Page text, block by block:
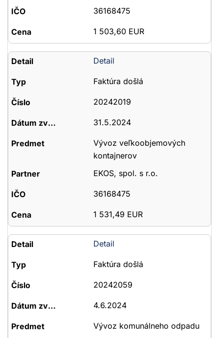
36168475
1 503,60 EUR
Detail
Faktúra došlá
20242019
31.5.2024
Vývoz veľkoobjemových
kontajnerov
EKOS, spol. s r.o.
36168475
1 531,49 EUR
Detail
Faktúra došlá
20242059
4.6.2024
Vývoz komunálneho odpadu